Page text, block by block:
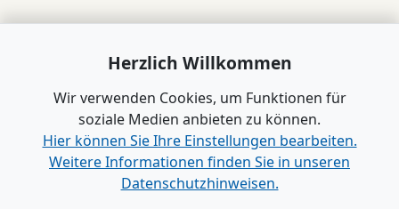
Herzlich Willkommen
Wir verwenden Cookies, um Funktionen für
soziale Medien anbieten zu können.
Hier können Sie Ihre Einstellungen bearbeiten.
Weitere Informationen finden Sie in unseren
Datenschutzhinweisen.